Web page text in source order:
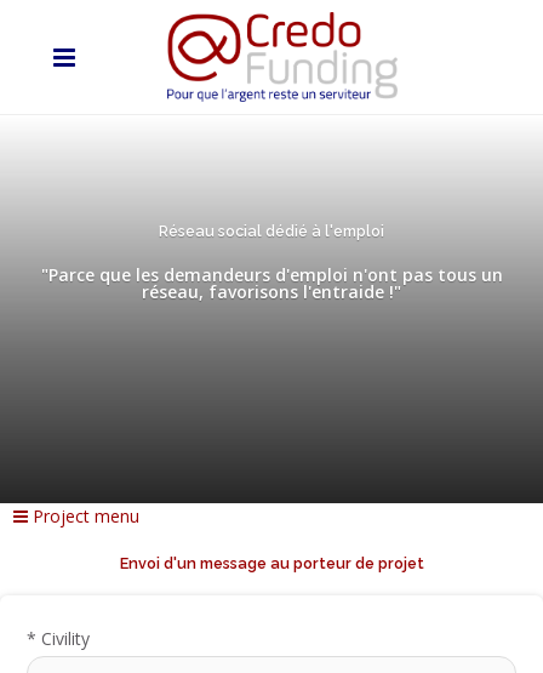
Réseau social dédié à l'emploi
"Parce que les demandeurs d'emploi n'ont pas tous un
réseau, favorisons l'entraide !"
Project menu
Envoi d'un message au porteur de projet
* Civility